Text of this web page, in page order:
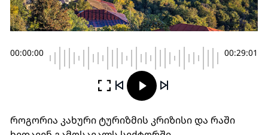
00:00:00 00:29:01
როგორია კახური ტურიზმის კრიზისი და რაში